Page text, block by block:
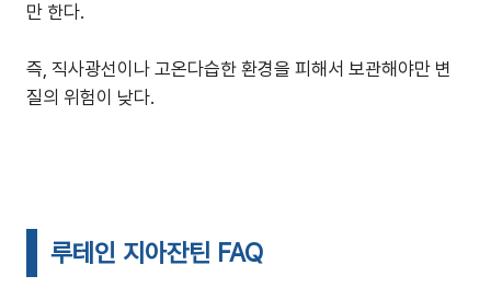
만 한다.
즉, 직사광선이나 고온다습한 환경을 피해서 보관해야만 변
질의 위험이 낮다.
루테인 지아잔틴 FAQ